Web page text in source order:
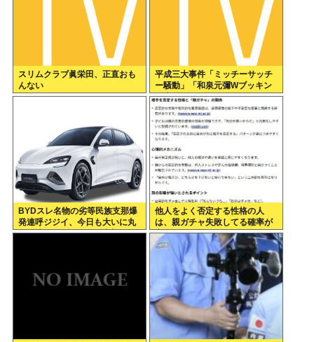
スリムクラブ眞栄田、正直おも
んない
平成三大事件「ミッチーサッチ
ー騒動」「和泉元彌Wブッキン
グ事件」あとひとつは？
BYDスレ名物の劣等民族支那爆
発連呼ジジイ、今日も大いに丸
一日吠える！160レス以上
他人をよく否定する性格の人
は、親ガチャ失敗してる確率が
高いんだって